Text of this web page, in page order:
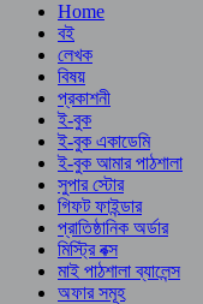
Home
বই
লেখক
বিষয়
প্রকাশনী
ই-বুক
ই-বুক একাডেমি
ই-বুক আমার পাঠশালা
সুপার ‍স্টোর
গিফট ফাইন্ডার
প্রাতিষ্ঠানিক অর্ডার
মিস্ট্রি বক্স
মাই পাঠশালা ব্যালেন্স
অফার সমূহ